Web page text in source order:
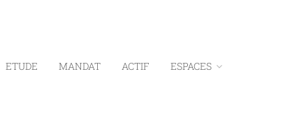
ETUDE MANDAT ACTIF ESPACES